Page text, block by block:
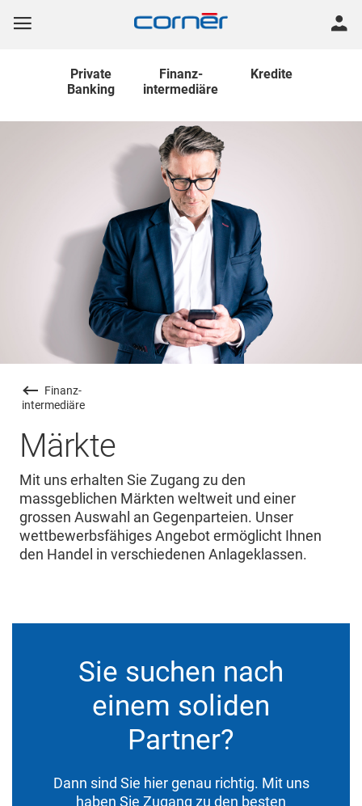
Private
Banking
Finanz-
intermediäre
Kredite
Finanz-
intermediäre
Märkte
Mit uns erhalten Sie Zugang zu den
massgeblichen Märkten weltweit und einer
grossen Auswahl an Gegenparteien. Unser
wettbewerbsfähiges Angebot ermöglicht Ihnen
den Handel in verschiedenen Anlageklassen.
Sie suchen nach
einem soliden
Partner?
Dann sind Sie hier genau richtig. Mit uns
haben Sie Zugang zu den besten